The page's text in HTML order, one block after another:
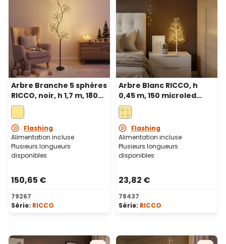
Arbre Branche 5 sphères
RICCO, noir, h 1,7 m, 1800
microled blanc chaud,
intérieur
Flashing
Alimentation incluse
Plusieurs longueurs
disponibles
150,65 €
79267
Série: RICCO
Arbre Blanc RICCO, h
0,45 m, 150 microled
blanc chaud, intérieur
Flashing
Alimentation incluse
Plusieurs longueurs
disponibles
23,82 €
78437
Série: RICCO